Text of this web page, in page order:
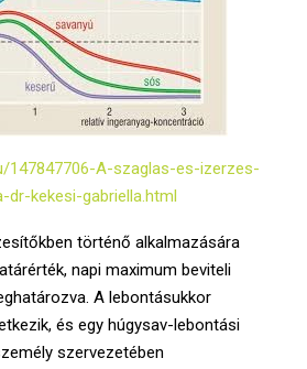
147847706-A-szaglas-es-izerzes-
dr-kekesi-gabriella.html
történő alkalmazására
napi maximum beviteli
A lebontásukkor
és egy húgysav-lebontási
szervezetében